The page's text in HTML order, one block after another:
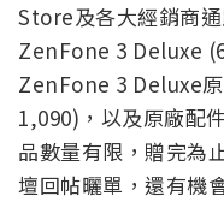
Store及各大經銷商
ZenFone 3 Deluxe
ZenFone 3 Deluxe
1,090)，以及原廠配
品數量有限，贈完為
壇回帖曬單，還有機